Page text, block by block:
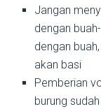
Jangan
dengan
dengan
akan basi
Pemberian
burung